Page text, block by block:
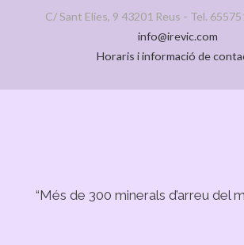
C/ Sant Elies, 9 43201 Reus - Tel.
info@irevic.com
Horaris i informació de
“Més de 300 minerals d’arreu del